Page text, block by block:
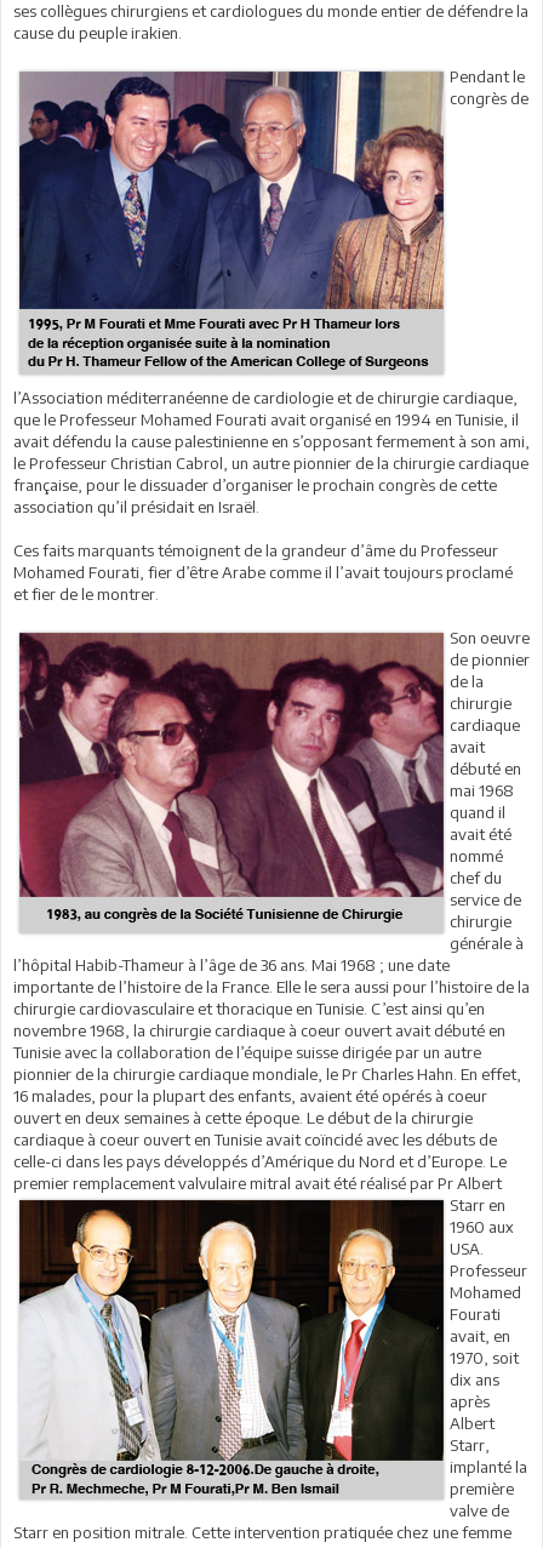
ses collègues chirurgiens et cardiologues du monde entier de défendre la
cause du peuple irakien.
Pendant le
congrès de
l’Association méditerranéenne de cardiologie et de chirurgie cardiaque,
que le Professeur Mohamed Fourati avait organisé en 1994 en Tunisie, il
avait défendu la cause palestinienne en s’opposant fermement à son ami,
le Professeur Christian Cabrol, un autre pionnier de la chirurgie cardiaque
française, pour le dissuader d’organiser le prochain congrès de cette
association qu’il présidait en Israël.
Ces faits marquants témoignent de la grandeur d’âme du Professeur
Mohamed Fourati, fier d’être Arabe comme il l’avait toujours proclamé
et fier de le montrer.
Son oeuvre
de pionnier
de la
chirurgie
cardiaque
avait
débuté en
mai 1968
quand il
avait été
nommé
chef du
service de
chirurgie
générale à
l’hôpital Habib-Thameur à l’âge de 36 ans. Mai 1968 ; une date
importante de l’histoire de la France. Elle le sera aussi pour l’histoire de la
chirurgie cardiovasculaire et thoracique en Tunisie. C’est ainsi qu’en
novembre 1968, la chirurgie cardiaque à coeur ouvert avait débuté en
Tunisie avec la collaboration de l’équipe suisse dirigée par un autre
pionnier de la chirurgie cardiaque mondiale, le Pr Charles Hahn. En effet,
16 malades, pour la plupart des enfants, avaient été opérés à coeur
ouvert en deux semaines à cette époque. Le début de la chirurgie
cardiaque à coeur ouvert en Tunisie avait coïncidé avec les débuts de
celle-ci dans les pays développés d’Amérique du Nord et d’Europe. Le
premier remplacement valvulaire mitral avait été réalisé par Pr Albert
Starr en
1960 aux
USA.
Professeur
Mohamed
Fourati
avait, en
1970, soit
dix ans
après
Albert
Starr,
implanté la
première
valve de
Starr en position mitrale. Cette intervention pratiquée chez une femme